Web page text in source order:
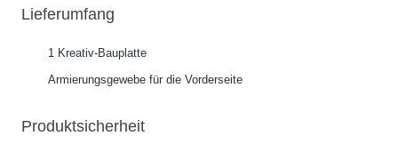
Lieferumfang
1 Kreativ-Bauplatte
Armierungsgewebe für die Vorderseite
Produktsicherheit